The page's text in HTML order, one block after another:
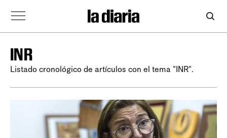
INR
Listado cronológico de artículos con el tema "INR".